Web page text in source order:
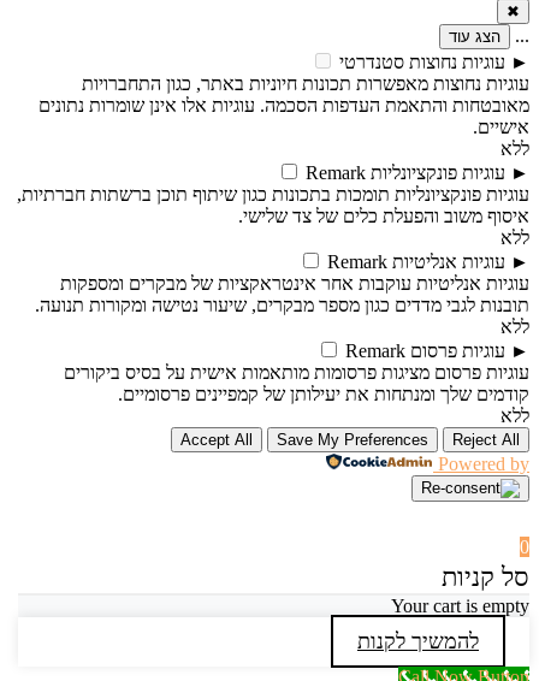
✖
... הצג עוד
► עוגיות נחוצות סטנדרטי
עוגיות נחוצות מאפשרות תכונות חיוניות באתר, כגון התחברויות
מאובטחות והתאמת העדפות הסכמה. עוגיות אלו אינן שומרות נתונים
אישיים.
ללא
► עוגיות פונקציונליות Remark
עוגיות פונקציונליות תומכות בתכונות כגון שיתוף תוכן ברשתות חברתיות,
איסוף משוב והפעלת כלים של צד שלישי.
ללא
► עוגיות אנליטיות Remark
עוגיות אנליטיות עוקבות אחר אינטראקציות של מבקרים ומספקות
תובנות לגבי מדדים כגון מספר מבקרים, שיעור נטישה ומקורות תנועה.
ללא
► עוגיות פרסום Remark
עוגיות פרסום מציגות פרסומות מותאמות אישית על בסיס ביקורים
קודמים שלך ומנתחות את יעילותן של קמפיינים פרסומיים.
ללא
Reject All
Save My Preferences
Accept All
Powered by
0
סל קניות
Your cart is empty
להמשיך לקנות